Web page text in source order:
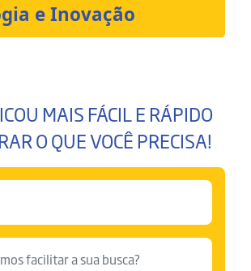
e Inovação
MAIS FÁCIL E RÁPIDO
O QUE VOCÊ PRECISA!